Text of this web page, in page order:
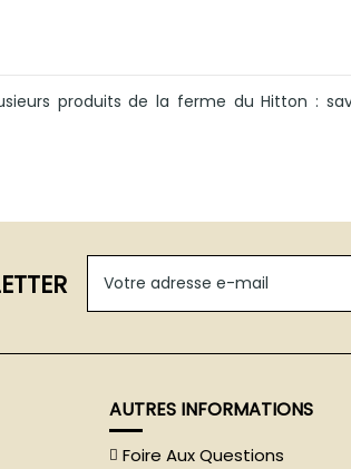
produits de la ferme du Hitton :
AUTRES INFORMATIONS
Foire Aux Questions